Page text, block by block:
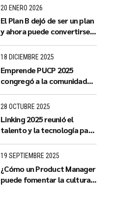
con impacto territorial
20 ENERO 2026
El Plan B dejó de ser un plan
y ahora puede convertirse
18 DICIEMBRE 2025
Emprende PUCP 2025
congregó a la comunidad
nueva edición
28 OCTUBRE 2025
Linking 2025 reunió el
talento y la tecnología para
mañana
19 SEPTIEMBRE 2025
¿Cómo un Product Manager
puede fomentar la cultura